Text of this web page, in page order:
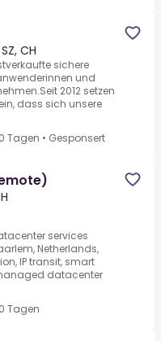
CH
sichere
und
2012 setzen
dass sich unsere
Tagen • Gesponsert
services
Netherlands,
IP transit, smart
datacenter
Tagen